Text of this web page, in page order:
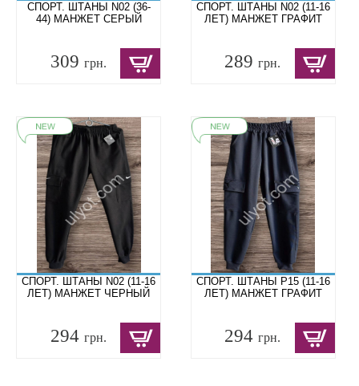
СПОРТ. ШТАНЫ N02 (36-
44) МАНЖЕТ СЕРЫЙ
309 грн.
СПОРТ. ШТАНЫ N02 (11-16
ЛЕТ) МАНЖЕТ ГРАФИТ
289грн.
СПОРТ. ШТАНЫ N02 (11-16
ЛЕТ) МАНЖЕТ ЧЕРНЫЙ
294 грн.
СПОРТ. ШТАНЫ P15 (11-16
ЛЕТ) МАНЖЕТ ГРАФИТ
294грн.